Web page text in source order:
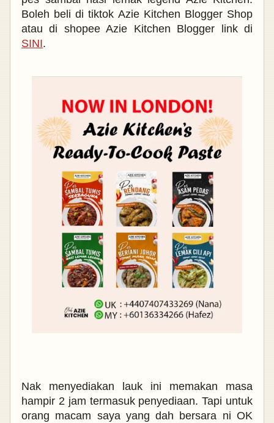
Boleh beli di tiktok Azie Kitchen Blogger Shop
atau di shopee Azie Kitchen Blogger link di
SINI.
Nak menyediakan lauk ini memakan masa
hampir 2 jam termasuk penyediaan. Tapi untuk
orang macam saya yang dah bersara ni OK